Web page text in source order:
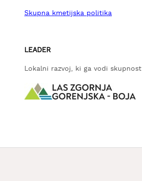
Skupna kmetijska politika
LEADER
Lokalni razvoj, ki ga vodi skupnost